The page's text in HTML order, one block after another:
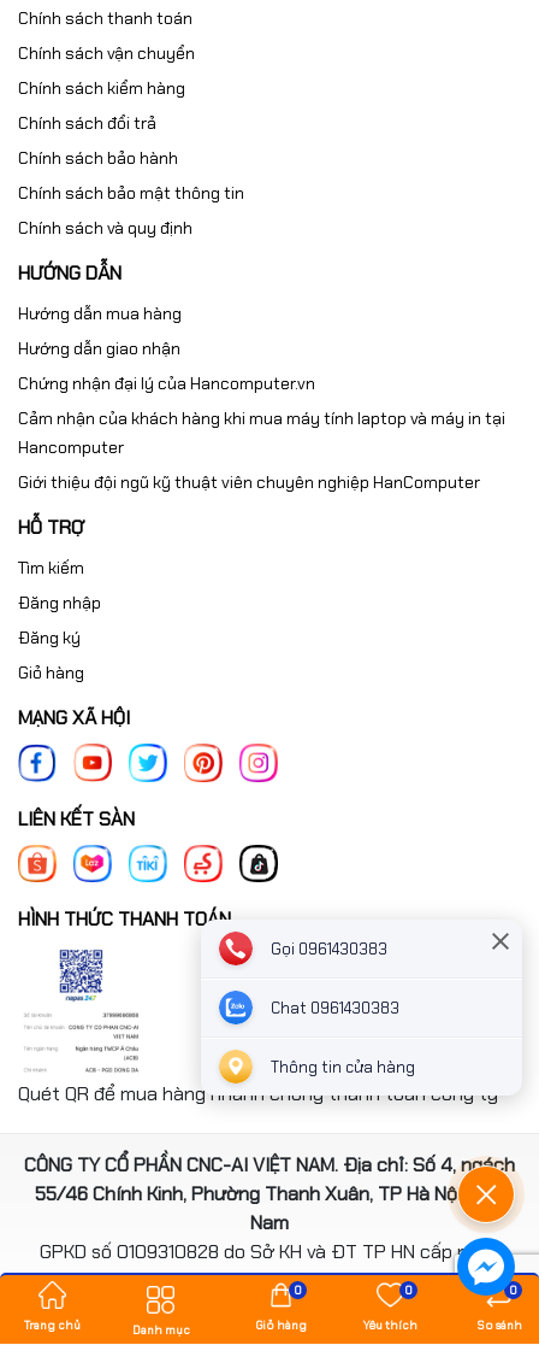
Chính sách thanh toán
Chính sách vận chuyển
Chính sách kiểm hàng
Chính sách đổi trả
Chính sách bảo hành
Chính sách bảo mật thông tin
Chính sách và quy định
HƯỚNG DẪN
Hướng dẫn mua hàng
Hướng dẫn giao nhận
Chứng nhận đại lý của Hancomputer.vn
Cảm nhận của khách hàng khi mua máy tính laptop và máy in tại
Hancomputer
Giới thiệu đội ngũ kỹ thuật viên chuyên nghiệp HanComputer
HỖ TRỢ
Tìm kiếm
Đăng nhập
Đăng ký
Giỏ hàng
MẠNG XÃ HỘI
LIÊN KẾT SÀN
HÌNH THỨC THANH TOÁN
Quét QR để mua hàng nhanh chóng thanh toán công ty
CÔNG TY CỔ PHẦN CNC-AI VIỆT NAM. Địa chỉ: Số 4, ngách
55/46 Chính Kinh, Phường Thanh Xuân, TP Hà Nội, Việt
Nam
GPKD số 0109310828 do Sở KH và ĐT TP HN cấp ngày
14/08/2020
*** Website đã đươc cấp phép của Bộ Công Thương
Trang chủ Danh mục Giỏ hàng
0
Yêu thích
0
So sánh
0
Gọi 0961430383
Chat 0961430383
Thông tin cửa hàng